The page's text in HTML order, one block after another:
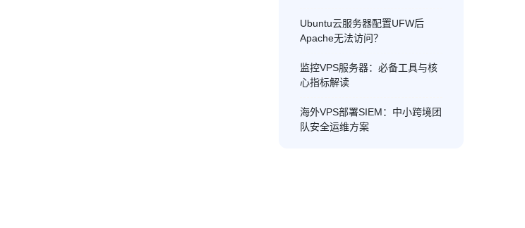
Ubuntu云服务器配置UFW后
Apache无法访问？
监控VPS服务器：必备工具与核
心指标解读
海外VPS部署SIEM：中小跨境团
队安全运维方案